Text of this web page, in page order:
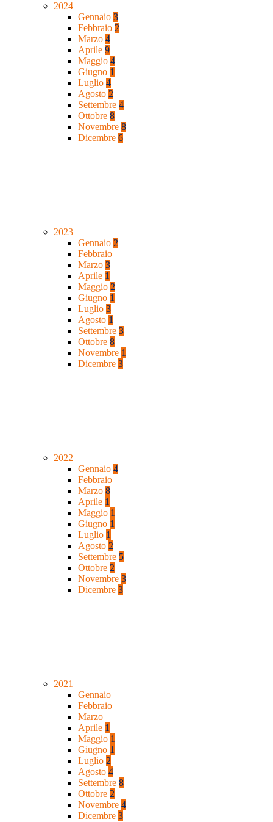
2024
Gennaio 3
Febbraio 2
Marzo 4
Aprile 9
Maggio 4
Giugno 1
Luglio 4
Agosto 2
Settembre 4
Ottobre 8
Novembre 8
Dicembre 6
2023
Gennaio 2
Febbraio
Marzo 3
Aprile 1
Maggio 2
Giugno 1
Luglio 3
Agosto 1
Settembre 3
Ottobre 8
Novembre 1
Dicembre 3
2022
Gennaio 4
Febbraio
Marzo 8
Aprile 1
Maggio 1
Giugno 1
Luglio 1
Agosto 2
Settembre 5
Ottobre 2
Novembre 3
Dicembre 3
2021
Gennaio
Febbraio
Marzo
Aprile 1
Maggio 1
Giugno 1
Luglio 2
Agosto 4
Settembre 8
Ottobre 2
Novembre 4
Dicembre 3